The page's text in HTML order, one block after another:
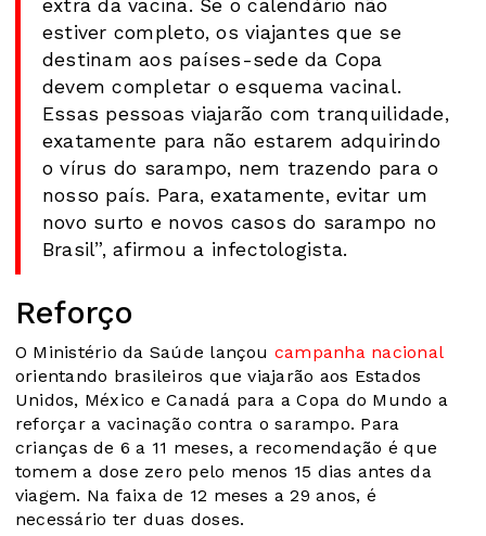
extra da vacina. Se o calendário não
estiver completo, os viajantes que se
destinam aos países-sede da Copa
devem completar o esquema vacinal.
Essas pessoas viajarão com tranquilidade,
exatamente para não estarem adquirindo
o vírus do sarampo, nem trazendo para o
nosso país. Para, exatamente, evitar um
novo surto e novos casos do sarampo no
Brasil”, afirmou a infectologista.
Reforço
O Ministério da Saúde lançou campanha nacional
orientando brasileiros que viajarão aos Estados
Unidos, México e Canadá para a Copa do Mundo a
reforçar a vacinação contra o sarampo. Para
crianças de 6 a 11 meses, a recomendação é que
tomem a dose zero pelo menos 15 dias antes da
viagem. Na faixa de 12 meses a 29 anos, é
necessário ter duas doses.